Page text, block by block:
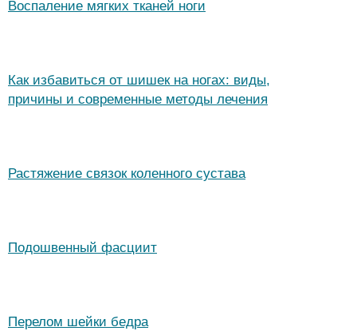
Воспаление мягких тканей ноги
Как избавиться от шишек на ногах: виды,
причины и современные методы лечения
Растяжение связок коленного сустава
Подошвенный фасциит
Перелом шейки бедра